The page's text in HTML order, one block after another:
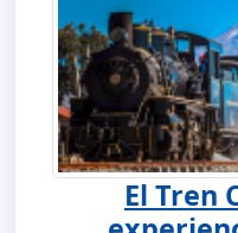
El Tren